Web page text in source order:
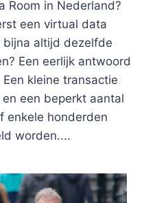
Room in Nederland?
een virtual data
bijna altijd dezelfde
Een eerlijk antwoord
kleine transactie
een beperkt aantal
enkele honderden
worden....